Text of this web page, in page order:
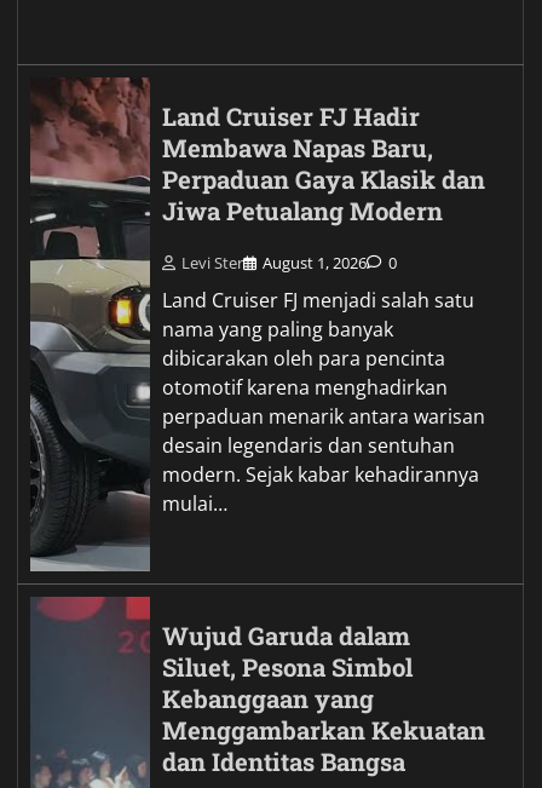
Land Cruiser FJ Hadir
Membawa Napas Baru,
Perpaduan Gaya Klasik dan
Jiwa Petualang Modern
Levi Ster August 1, 2026 0
Land Cruiser FJ menjadi salah satu
nama yang paling banyak
dibicarakan oleh para pencinta
otomotif karena menghadirkan
perpaduan menarik antara warisan
desain legendaris dan sentuhan
modern. Sejak kabar kehadirannya
mulai…
Wujud Garuda dalam
Siluet, Pesona Simbol
Kebanggaan yang
Menggambarkan Kekuatan
dan Identitas Bangsa